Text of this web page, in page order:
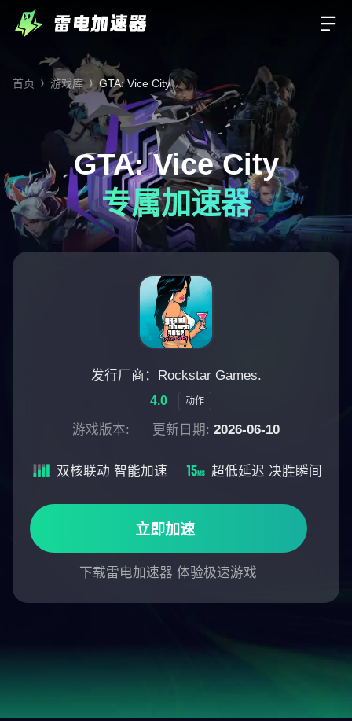
首页 游戏库 GTA: Vice City
GTA: Vice City
专属加速器
发行厂商：Rockstar Games.
4.0 动作
游戏版本: 更新日期: 2026-06-10
立即加速
下载雷电加速器 体验极速游戏
双核联动 智能加速 超低延迟 决胜瞬间